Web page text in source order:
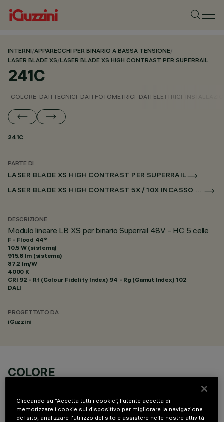
INTERNI/APPARECCHI PER BINARIO A BASSA TENSIONE/
LASER BLADE XS/LASER BLADE XS HIGH CONTRAST PER SUPERRAIL
241C
COLORE DATI TECNICI DATI FOTOMETRICI DATI ELETTRICI
241C
PARTE DI
LASER BLADE XS HIGH CONTRAST PER SUPERRAIL
LASER BLADE XS HIGH CONTRAST 5X / 10X INCASSO PER SUPERRAIL DALI POWERLINE
DESCRIZIONE
Modulo lineare LB XS per binario Superrail 48V - HC 5 celle
F - Flood 44°
10.5 W (sistema)
915.6 lm (sistema)
87.2 lm/W
4000 K
CRI 92 - Rf (Colour Fidelity Index) 94 - Rg (Gamut Index) 102
DALI
PROGETTATO DA
iGuzzini
COLORE
Cliccando su “Accetta tutti i cookie”, l'utente accetta di
memorizzare i cookie sul dispositivo per migliorare la navigazione
del sito, analizzare l'utilizzo del sito e assistere nelle nostre attività